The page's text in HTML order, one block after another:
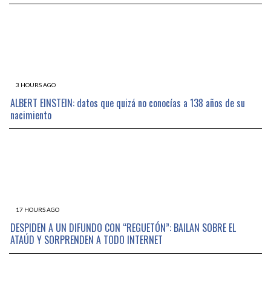
3 HOURS AGO
ALBERT EINSTEIN: datos que quizá no conocías a 138 años de su
nacimiento
17 HOURS AGO
DESPIDEN A UN DIFUNDO CON “REGUETÓN”: BAILAN SOBRE EL
ATAÚD Y SORPRENDEN A TODO INTERNET